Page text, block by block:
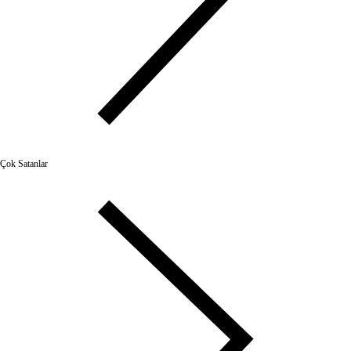
Çok Satanlar